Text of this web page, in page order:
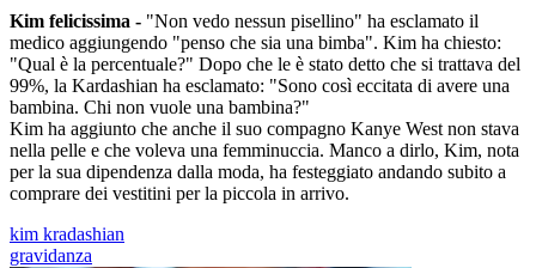
Kim felicissima - "Non vedo nessun pisellino" ha esclamato il
medico aggiungendo "penso che sia una bimba". Kim ha chiesto:
"Qual è la percentuale?" Dopo che le è stato detto che si trattava del
99%, la Kardashian ha esclamato: "Sono così eccitata di avere una
bambina. Chi non vuole una bambina?"
Kim ha aggiunto che anche il suo compagno Kanye West non stava
nella pelle e che voleva una femminuccia. Manco a dirlo, Kim, nota
per la sua dipendenza dalla moda, ha festeggiato andando subito a
comprare dei vestitini per la piccola in arrivo.
kim kradashian
gravidanza